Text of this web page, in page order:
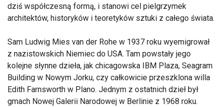
dziś współczesną formą, i stanowi cel pielgrzymek
architektów, historyków i teoretyków sztuki z całego świata.
Sam Ludwig Mies van der Rohe w 1937 roku wyemigrował
z nazistowskich Niemiec do USA. Tam powstały jego
kolejne słynne dzieła, jak chicagowska IBM Plaza, Seagram
Building w Nowym Jorku, czy całkowicie przeszklona willa
Edith Farnsworth w Plano. Jednym z ostatnich dzieł był
gmach Nowej Galerii Narodowej w Berlinie z 1968 roku.